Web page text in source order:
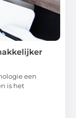
een
is het